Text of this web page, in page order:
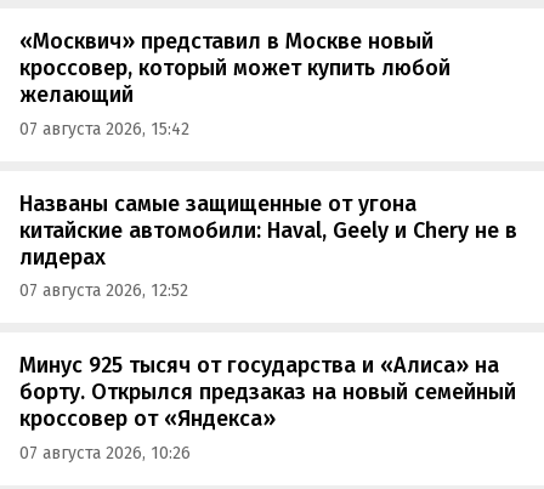
«Москвич» представил в Москве новый
кроссовер, который может купить любой
желающий
07 августа 2026, 15:42
Названы самые защищенные от угона
китайские автомобили: Haval, Geely и Chery не в
лидерах
07 августа 2026, 12:52
Минус 925 тысяч от государства и «Алиса» на
борту. Открылся предзаказ на новый семейный
кроссовер от «Яндекса»
07 августа 2026, 10:26